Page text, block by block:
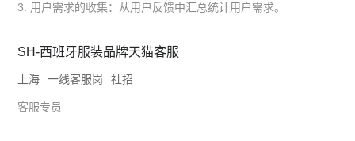
3. 用户需求的收集：从用户反馈中汇总统计用户需求。
SH-西班牙服装品牌天猫客服
上海 一线客服岗 社招
客服专员